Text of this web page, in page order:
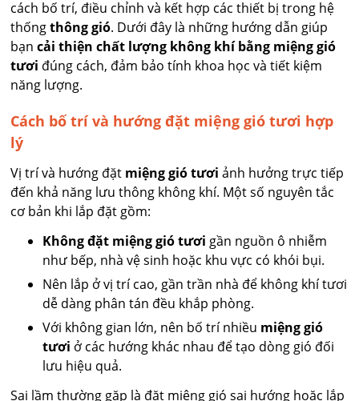
cách bố trí, điều chỉnh và kết hợp các thiết bị trong hệ
thốngthông gió. Dưới đây là những hướng dẫn giúp
bạncải thiện chất lượng không khí bằng miệng gió
tươi đúng cách, đảm bảo tính khoa học và tiết kiệm
năng lượng.
Cách bố trí và hướng đặt miệng gió tươi hợp
lý
Vị trí và hướng đặt miệng gió tươi ảnh hưởng trực tiếp
đến khả năng lưu thông không khí. Một số nguyên tắc
cơ bản khi lắp đặt gồm:
Không đặt miệng gió tươi gần nguồn ô nhiễm
như bếp, nhà vệ sinh hoặc khu vực có khói bụi.
Nên lắp ở vị trí cao, gần trần nhà để không khí tươi
dễ dàng phân tán đều khắp phòng.
Với không gian lớn, nên bố trí nhiều miệng gió
tươi ở các hướng khác nhau để tạo dòng gió đối
lưu hiệu quả.
Sai lầm thường gặp là đặt miệng gió sai hướng hoặc lắp